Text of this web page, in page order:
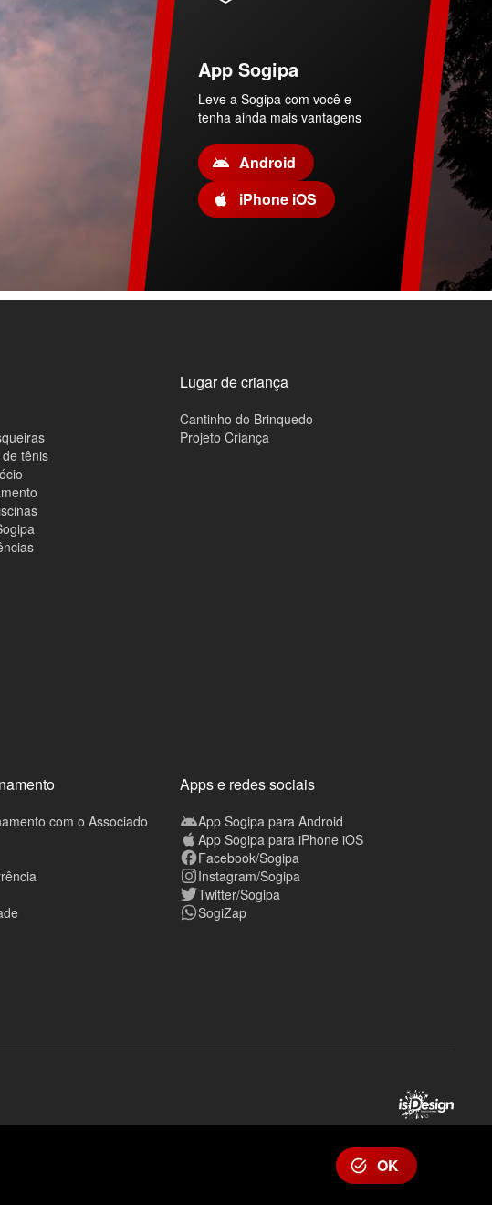
App Sogipa
Leve a Sogipa com você e
tenha ainda mais vantagens
Android
iPhone iOS
tênis
Lugar de criança
Cantinho do Brinquedo
Projeto Criança
com o Associado
Apps e redes sociais
App Sogipa para Android
App Sogipa para iPhone iOS
Facebook/Sogipa
Instagram/Sogipa
Twitter/Sogipa
SogiZap
task_alt OK